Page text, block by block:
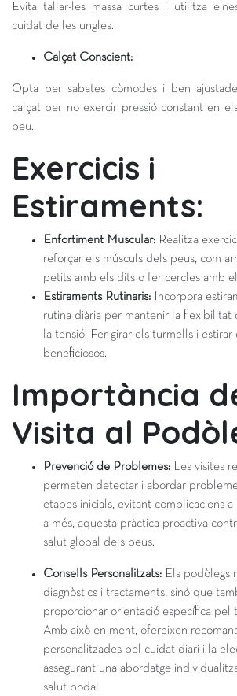
Evita tallar-les massa curtes i utilitza
cuidat de les ungles.
Calçat Conscient:
Opta per sabates còmodes i ben
calçat per no exercir pressió constant en
peu.
Exercicis i
Estiraments:
Enfortiment Muscular: Realitza
reforçar els músculs dels peus, com
petits amb els dits o fer cercles amb
Estiraments Rutinaris: Incorpora
rutina diària per mantenir la flexibilitat
la tensió. Fer girar els turmells i estirar
beneficiosos.
Importància
Visita al
Prevenció de Problemes:
Les visites
permeten detectar i abordar
etapes inicials, evitant complicacions
a més, aquesta pràctica proactiva
salut global dels peus.
Consells Personalitzats: Els podòlegs
diagnòstics i tractaments, sinó que
proporcionar orientació específica pel
Amb això en ment, ofereixen
personalitzades pel cuidat diari i la
assegurant una abordatge
salut podal.